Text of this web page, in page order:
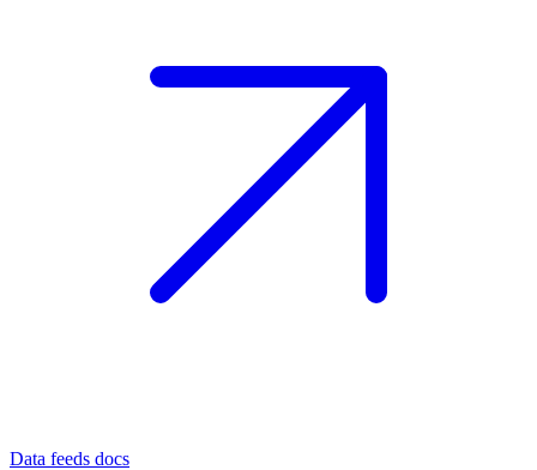
Data feeds docs